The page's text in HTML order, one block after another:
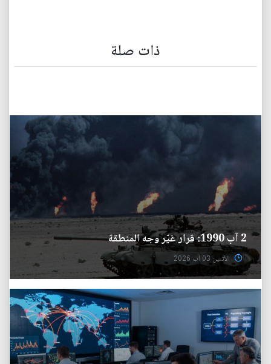
ذات صلة
2 آب 1990: قرار غيّر وجه المنطقة
الأثنين 03 آب 2026